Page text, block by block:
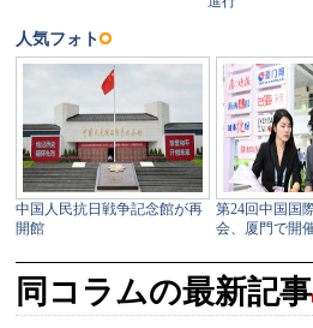
同コラムの最新記事